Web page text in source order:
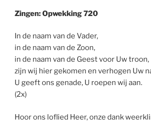
Zingen: Opwekking 720
In de naam van de Vader,
in de naam van de Zoon,
in de naam van de Geest voor Uw troon,
zijn wij hier gekomen en verhogen Uw
U geeft ons genade, U roepen wij aan.
(2x)
Hoor ons loflied Heer, onze dank